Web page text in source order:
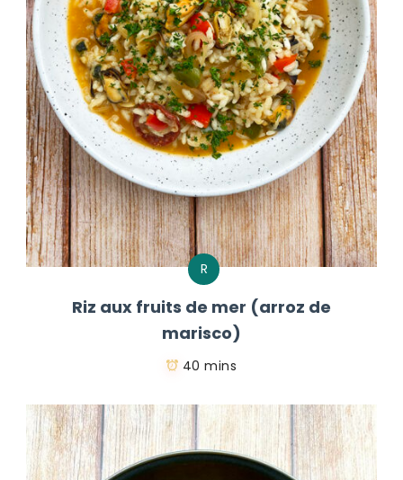
R
Riz aux fruits de mer (arroz de
marisco)
40 mins